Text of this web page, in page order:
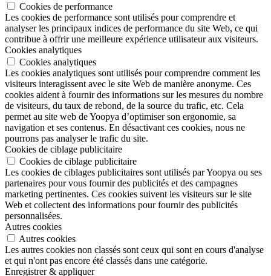
Cookies de performance
Les cookies de performance sont utilisés pour comprendre et
analyser les principaux indices de performance du site Web, ce qui
contribue à offrir une meilleure expérience utilisateur aux visiteurs.
Cookies analytiques
Cookies analytiques
Les cookies analytiques sont utilisés pour comprendre comment les
visiteurs interagissent avec le site Web de manière anonyme. Ces
cookies aident à fournir des informations sur les mesures du nombre
de visiteurs, du taux de rebond, de la source du trafic, etc. Cela
permet au site web de Yoopya d’optimiser son ergonomie, sa
navigation et ses contenus. En désactivant ces cookies, nous ne
pourrons pas analyser le trafic du site.
Cookies de ciblage publicitaire
Cookies de ciblage publicitaire
Les cookies de ciblages publicitaires sont utilisés par Yoopya ou ses
partenaires pour vous fournir des publicités et des campagnes
marketing pertinentes. Ces cookies suivent les visiteurs sur le site
Web et collectent des informations pour fournir des publicités
personnalisées.
Autres cookies
Autres cookies
Les autres cookies non classés sont ceux qui sont en cours d'analyse
et qui n'ont pas encore été classés dans une catégorie.
Enregistrer & appliquer